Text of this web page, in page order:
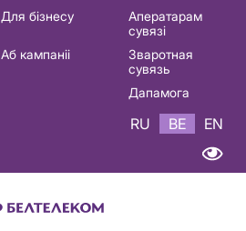
Для бізнесу
Аператарам
сувязі
Аб кампаніі
Зваротная
сувязь
Дапамога
RU BE EN